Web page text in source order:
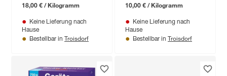
18,00 € / Kilogramm
Keine Lieferung nach
Hause
Bestellbar in Troisdorf
10,00 € / Kilogramm
Keine Lieferung nach
Hause
Bestellbar in Troisdorf